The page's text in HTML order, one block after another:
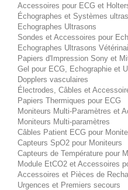
Accessoires pour ECG et
Échographes et Systèmes
Echographes Ultrasons
Sondes et Accessoires pour
Echographes Ultrasons
Papiers d'Impression Sony et
Gel pour ECG, Echographie et
Dopplers vasculaires
Électrodes, Câbles et
Papiers Thermiques pour ECG
Moniteurs Multi-Paramètres et
Moniteurs Multi-paramètres
Câbles Patient ECG pour
Capteurs SpO2 pour Moniteurs
Capteurs de Température pour
Module EtCO2 et Accessoires
Accessoires et Pièces de
Urgences et Premiers secours